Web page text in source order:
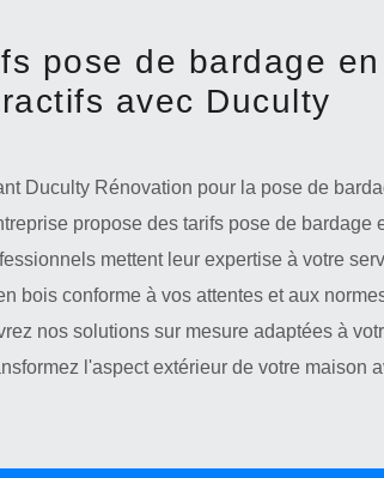
pose de bardage en
avec Duculty
Duculty Rénovation pour la pose de
propose des tarifs pose de bardage
mettent leur expertise à votre
bois conforme à vos attentes et aux
nos solutions sur mesure adaptées à
l'aspect extérieur de votre maison